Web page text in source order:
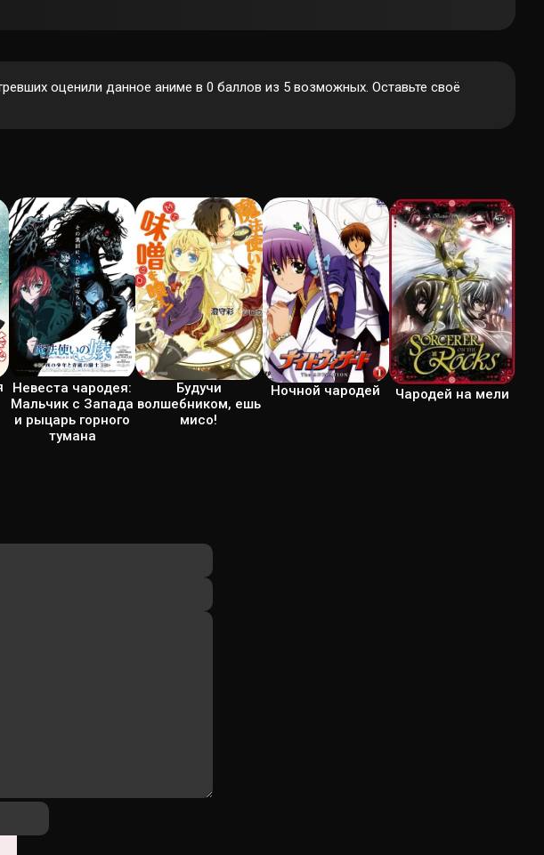
оценили данное аниме в 0 баллов из 5 возможных. Оставьте своё
Невеста чародея:
Мальчик с Запада
и рыцарь горного
тумана
Будучи
волшебником, ешь
мисо!
Ночной чародей Чародей на мели